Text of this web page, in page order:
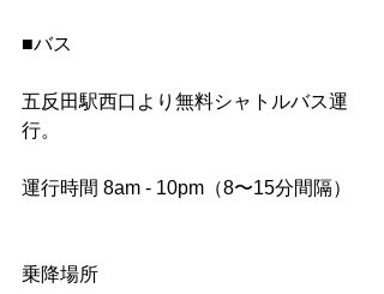
■バス
五反田駅西口より無料シャトルバス運
行。
運行時間 8am - 10pm（8〜15分間隔）
乗降場所